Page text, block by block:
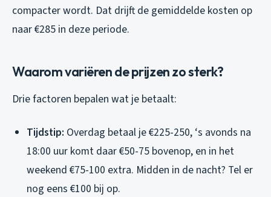
compacter wordt. Dat drijft de gemiddelde kosten op
naar €285 in deze periode.
Waarom variëren de prijzen zo sterk?
Drie factoren bepalen wat je betaalt:
Tijdstip: Overdag betaal je €225-250, ‘s avonds na
18:00 uur komt daar €50-75 bovenop, en in het
weekend €75-100 extra. Midden in de nacht? Tel er
nog eens €100 bij op.